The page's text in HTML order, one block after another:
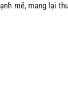
mẽ, mang lại